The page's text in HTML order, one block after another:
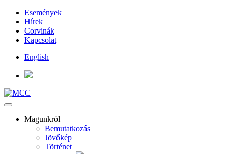
Események
Hírek
Corvinák
Kapcsolat
English
Magunkról
Bemutatkozás
Jövőkép
Történet